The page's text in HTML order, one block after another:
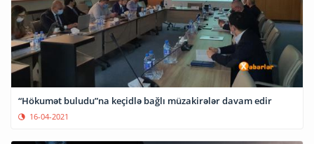
“Hökumət buludu”na keçidlə bağlı müzakirələr davam edir
16-04-2021